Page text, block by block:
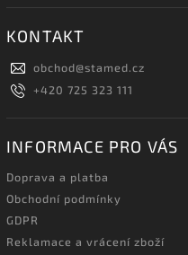
KONTAKT
obchod@stamed.cz
+420 725 323 111
INFORMACE PRO VÁS
Doprava a platba
Obchodní podmínky
GDPR
Reklamace a vrácení zboží